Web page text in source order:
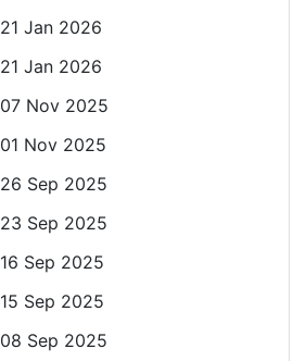
21 Jan 2026
21 Jan 2026
07 Nov 2025
01 Nov 2025
26 Sep 2025
23 Sep 2025
16 Sep 2025
15 Sep 2025
08 Sep 2025